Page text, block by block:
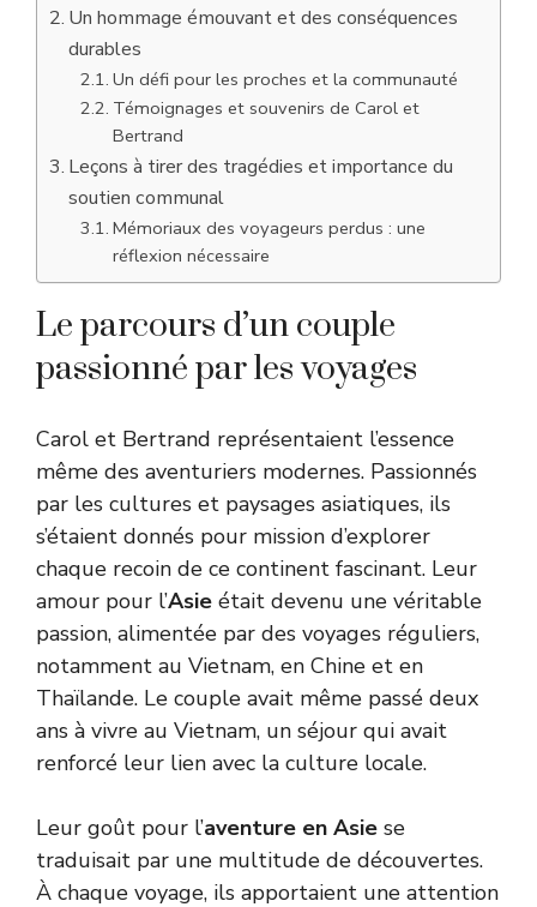
Un hommage émouvant et des conséquences
durables
Un défi pour les proches et la communauté
Témoignages et souvenirs de Carol et
Bertrand
Leçons à tirer des tragédies et importance du
soutien communal
Mémoriaux des voyageurs perdus : une
réflexion nécessaire
Le parcours d’un couple
passionné par les voyages
Carol et Bertrand représentaient l’essence
même des aventuriers modernes. Passionnés
par les cultures et paysages asiatiques, ils
s’étaient donnés pour mission d’explorer
chaque recoin de ce continent fascinant. Leur
amour pour l’Asie était devenu une véritable
passion, alimentée par des voyages réguliers,
notamment au Vietnam, en Chine et en
Thaïlande. Le couple avait même passé deux
ans à vivre au Vietnam, un séjour qui avait
renforcé leur lien avec la culture locale.
Leur goût pour l’aventure en Asie se
traduisait par une multitude de découvertes.
À chaque voyage, ils apportaient une attention